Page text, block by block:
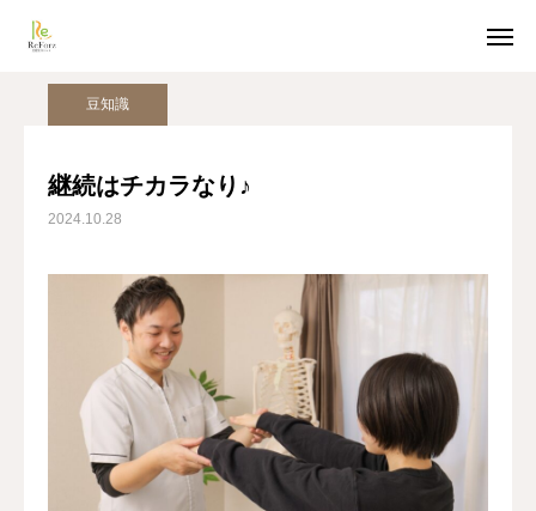
豆知識
継続はチカラなり♪
2024.10.28アクセス
骨盤整体
姿勢美人コラム